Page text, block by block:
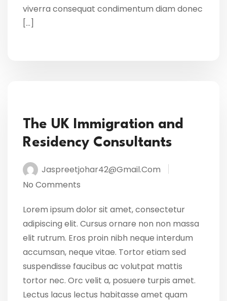
viverra consequat condimentum diam donec
[…]
The UK Immigration and
Residency Consultants
Jaspreetjohar42@gmail.com
No Comments
Lorem ipsum dolor sit amet, consectetur
adipiscing elit. Cursus ornare non non massa
elit rutrum. Eros proin nibh neque interdum
accumsan, neque vitae. Tortor etiam sed
suspendisse faucibus ac volutpat mattis
tortor nec. Orc velit a, posuere turpis amet.
Lectus lacus lectus habitasse amet quam